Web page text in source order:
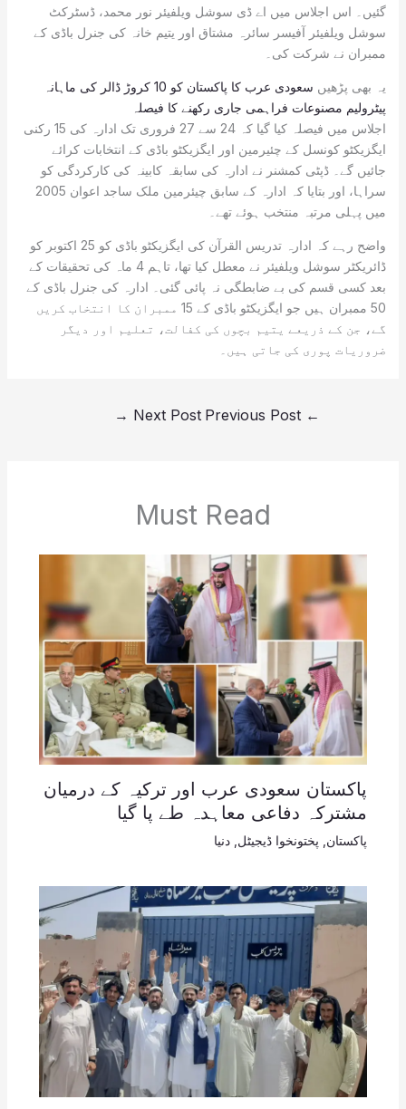
گئیں۔ اس اجلاس میں اے ڈی سوشل ویلفیئر نور محمد، ڈسٹرکٹ
سوشل ویلفیئر آفیسر سائرہ مشتاق اور یتیم خانہ کی جنرل باڈی کے
ممبران نے شرکت کی۔
یہ بھی پڑھیں
سعودی عرب کا پاکستان کو 10 کروڑ ڈالر کی ماہانہ
پیٹرولیم مصنوعات فراہمی جاری رکھنے کا فیصلہ
اجلاس میں فیصلہ کیا گیا کہ 24 سے 27 فروری تک ادارہ کی 15 رکنی
ایگزیکٹو کونسل کے چئیرمین اور ایگزیکٹو باڈی کے انتخابات کرائے
جائیں گے۔ ڈپٹی کمشنر نے ادارہ کی سابقہ کابینہ کی کارکردگی کو
سراہا، اور بتایا کہ ادارہ کے سابق چیئرمین ملک ساجد اعوان 2005
میں پہلی مرتبہ منتخب ہوئے تھے۔
واضح رہے کہ ادارہ تدریس القرآن کی ایگزیکٹو باڈی کو 25 اکتوبر کو
ڈائریکٹر سوشل ویلفیئر نے معطل کیا تھا، تاہم 4 ماہ کی تحقیقات کے
بعد کسی قسم کی بے ضابطگی نہ پائی گئی۔ ادارہ کی جنرل باڈی کے
50 ممبران ہیں جو ایگزیکٹو باڈی کے 15 ممبران کا انتخاب کریں
گے، جن کے ذریعے یتیم بچوں کی کفالت، تعلیم اور دیگر
ضروریات پوری کی جاتی ہیں۔
←
Next Post
→
Must Read
پاکستان سعودی عرب اور ترکیہ کے درمیان
مشترکہ دفاعی معاہدہ طے پا گیا
پاکستان پختونخوا ڈیجیٹل دنیا